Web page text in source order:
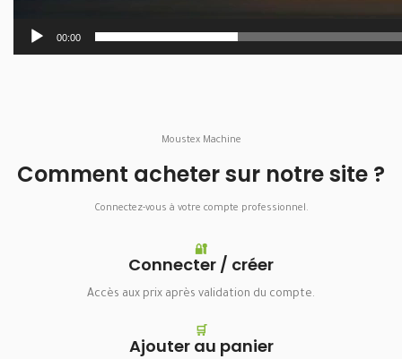
Moustex Machine
Comment acheter sur notre site ?
Connectez-vous à votre compte professionnel.
🔐
Connecter / créer
Accès aux prix après validation du compte.
🛒
Ajouter au panier
00:00